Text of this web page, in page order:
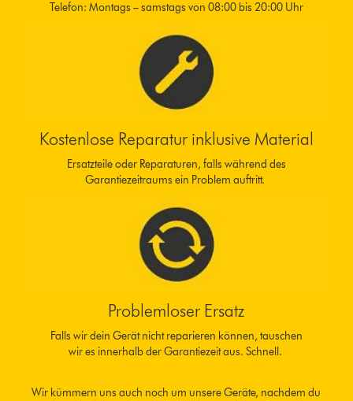
Telefon: Montags – samstags von 08:00 bis 20:00 Uhr
Kostenlose Reparatur inklusive Material
Ersatzteile oder Reparaturen, falls während des
Garantiezeitraums ein Problem auftritt.
Problemloser Ersatz
Falls wir dein Gerät nicht reparieren können, tauschen
wir es innerhalb der Garantiezeit aus. Schnell.
Wir kümmern uns auch noch um unsere Geräte, nachdem du